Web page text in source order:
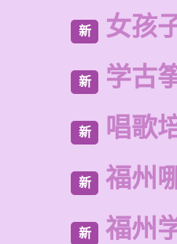
新 女孩
新 学古
新 唱歌
新 福州
新 福州